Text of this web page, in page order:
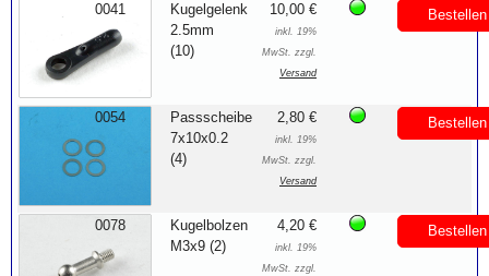
0041
Kugelgelenk
2.5mm
(10)
10,00 €
inkl. 19%
MwSt. zzgl.
Versand
Bestellen
0054
Passscheibe
7x10x0.2
(4)
2,80 €
inkl. 19%
MwSt. zzgl.
Versand
Bestellen
0078
Kugelbolzen
M3x9 (2)
4,20 €
inkl. 19%
MwSt. zzgl.
Bestellen